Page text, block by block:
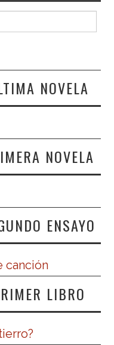
NOVELA
NOVELA
ENSAYO
LIBRO